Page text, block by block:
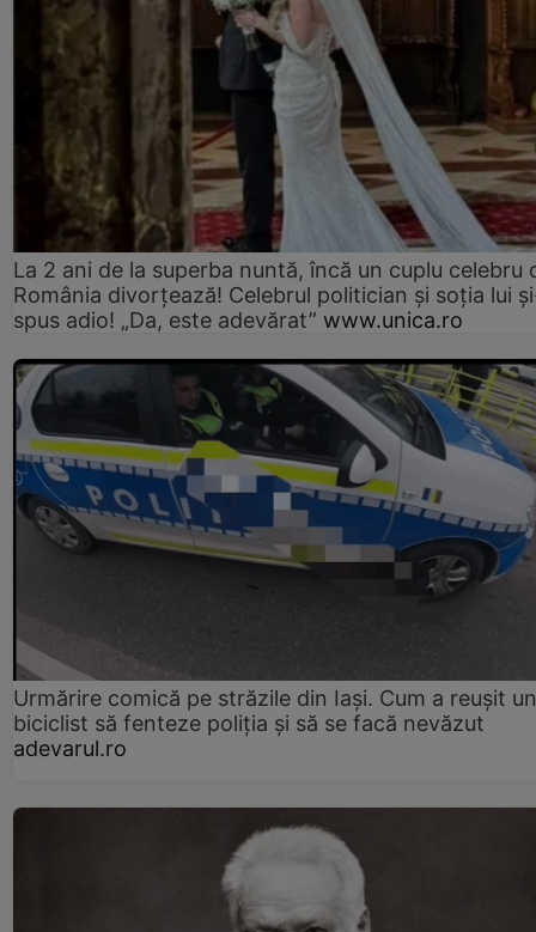
La 2 ani de la superba nuntă, încă un cuplu celebru
România divorțează! Celebrul politician și soția lui
spus adio! „Da, este adevărat” www.unica.ro
Urmărire comică pe străzile din Iași. Cum a reușit un
biciclist să fenteze poliția și să se facă nevăzut
adevarul.ro